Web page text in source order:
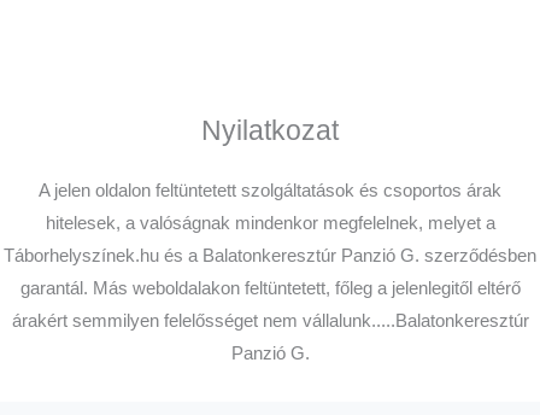
Nyilatkozat
A jelen oldalon feltüntetett szolgáltatások és csoportos árak
hitelesek, a valóságnak mindenkor megfelelnek, melyet a
Táborhelyszínek.hu és a Balatonkeresztúr Panzió G. szerződésben
garantál. Más weboldalakon feltüntetett, főleg a jelenlegitől eltérő
árakért semmilyen felelősséget nem vállalunk.....Balatonkeresztúr
Panzió G.